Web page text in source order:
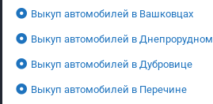
Выкуп автомобилей в Вашковцах
Выкуп автомобилей в Днепрорудном
Выкуп автомобилей в Дубровице
Выкуп автомобилей в Перечине